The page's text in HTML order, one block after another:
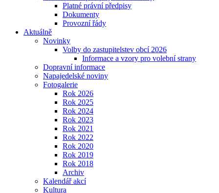
Platné právní předpisy
Dokumenty
Provozní řády
Aktuálně
Novinky
Volby do zastupitelstev obcí 2026
Informace a vzory pro volební strany
Dopravní informace
Napajedelské noviny
Fotogalerie
Rok 2026
Rok 2025
Rok 2024
Rok 2023
Rok 2021
Rok 2022
Rok 2020
Rok 2019
Rok 2018
Archiv
Kalendář akcí
Kultura